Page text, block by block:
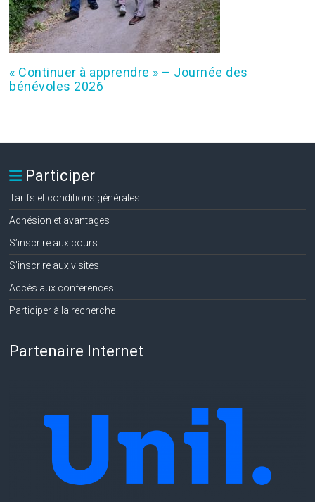
« Continuer à apprendre » – Journée des
bénévoles 2026
Participer
Tarifs et conditions générales
Adhésion et avantages
S’inscrire aux cours
S’inscrire aux visites
Accès aux conférences
Participer à la recherche
Partenaire Internet